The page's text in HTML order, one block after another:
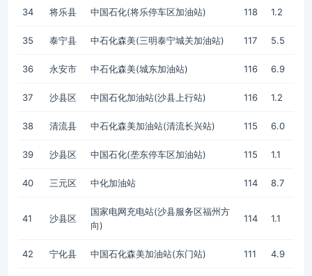
34 将乐县 中国石化(将乐停车区加油站) 118 1.2
35 泰宁县 中石化森美(三明泰宁城关加油站) 117 5.5
36 永安市 中石化森美(城东加油站) 116 6.9
37 沙县区 中国石化加油站(沙县上行站) 116 1.2
38 清流县 中石化森美加油站(清流长兴站) 115 6.0
39 沙县区 中国石化(垄东停车区加油站) 115 1.1
40 三元区 中化加油站 114 8.7
41 沙县区
国家电网充电站(沙县服务区福州方
向)
114 1.1
42 宁化县 中国石化森美加油站(东门站) 111 4.9